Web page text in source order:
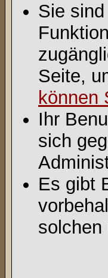
Sie
Seite,
können
Ihr
sich
Es gibt
solchen